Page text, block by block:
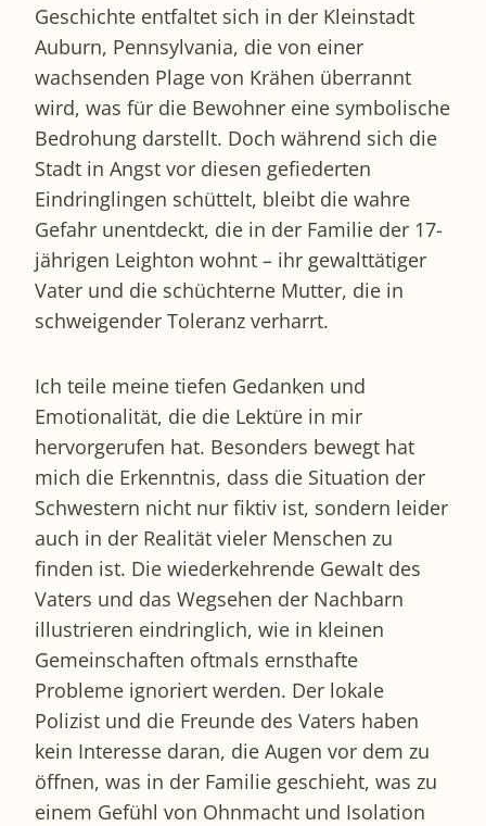
Geschichte entfaltet sich in der Kleinstadt
Auburn, Pennsylvania, die von einer
wachsenden Plage von Krähen überrannt
wird, was für die Bewohner eine symbolische
Bedrohung darstellt. Doch während sich die
Stadt in Angst vor diesen gefiederten
Eindringlingen schüttelt, bleibt die wahre
Gefahr unentdeckt, die in der Familie der 17-
jährigen Leighton wohnt – ihr gewalttätiger
Vater und die schüchterne Mutter, die in
schweigender Toleranz verharrt.
Ich teile meine tiefen Gedanken und
Emotionalität, die die Lektüre in mir
hervorgerufen hat. Besonders bewegt hat
mich die Erkenntnis, dass die Situation der
Schwestern nicht nur fiktiv ist, sondern leider
auch in der Realität vieler Menschen zu
finden ist. Die wiederkehrende Gewalt des
Vaters und das Wegsehen der Nachbarn
illustrieren eindringlich, wie in kleinen
Gemeinschaften oftmals ernsthafte
Probleme ignoriert werden. Der lokale
Polizist und die Freunde des Vaters haben
kein Interesse daran, die Augen vor dem zu
öffnen, was in der Familie geschieht, was zu
einem Gefühl von Ohnmacht und Isolation